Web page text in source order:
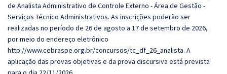
de Analista Administrativo de Controle Externo - Área de Gestão -
Serviços Técnico Administrativos. As inscrições poderão ser
realizadas no período de 26 de agosto a 17 de setembro de 2026,
por meio do endereço eletrônico
http://www.cebraspe.org.br/concursos/tc_df_26_analista. A
aplicação das provas objetivas e da prova discursiva está prevista